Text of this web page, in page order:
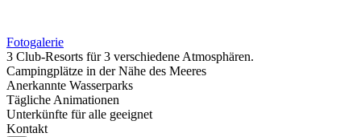
Fotogalerie
3 Club-Resorts für 3 verschiedene Atmosphären.
Campingplätze in der Nähe des Meeres
Anerkannte Wasserparks
Tägliche Animationen
Unterkünfte für alle geeignet
Kontakt